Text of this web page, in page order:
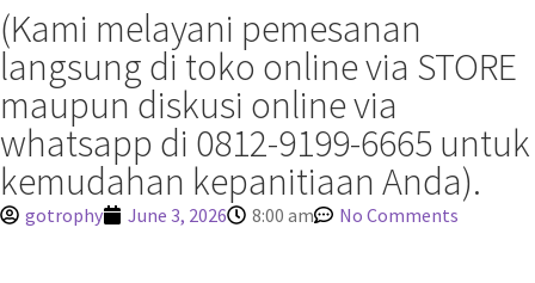
(Kami melayani pemesanan
langsung di toko online via STORE
maupun diskusi online via
whatsapp di 0812-9199-6665 untuk
kemudahan kepanitiaan Anda).
gotrophy June 3, 2026 8:00 am No Comments